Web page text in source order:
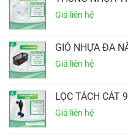
GIỎ NHỰA ĐA
LỌC TÁCH